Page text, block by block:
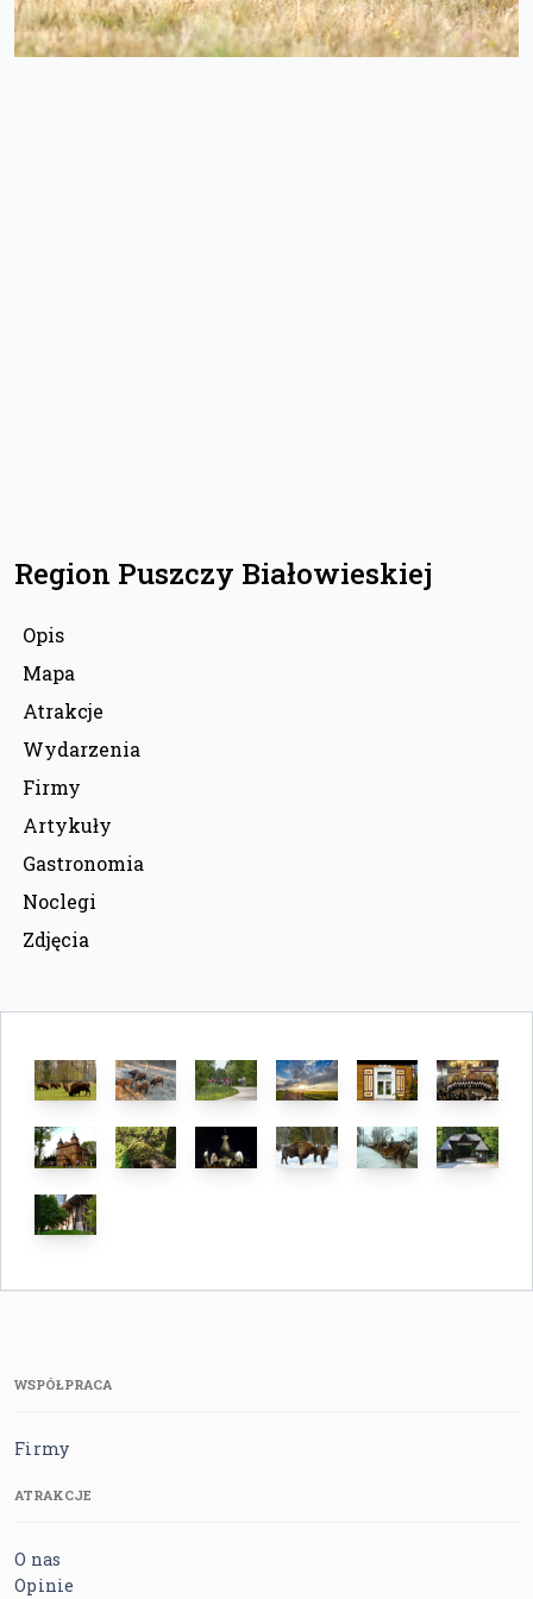
Region Puszczy Białowieskiej
Opis
Mapa
Atrakcje
Wydarzenia
Firmy
Artykuły
Gastronomia
Noclegi
Zdjęcia
WSPÓŁPRACA
Firmy
ATRAKCJE
O nas
Opinie